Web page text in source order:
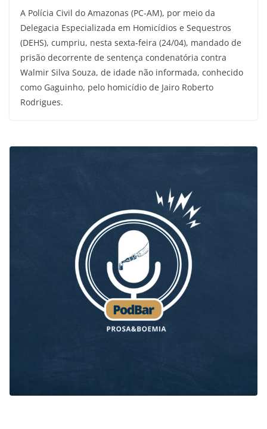
A Polícia Civil do Amazonas (PC-AM), por meio da
Delegacia Especializada em Homicídios e Sequestros
(DEHS), cumpriu, nesta sexta-feira (24/04), mandado de
prisão decorrente de sentença condenatória contra
Walmir Silva Souza, de idade não informada, conhecido
como Gaguinho, pelo homicídio de Jairo Roberto
Rodrigues.